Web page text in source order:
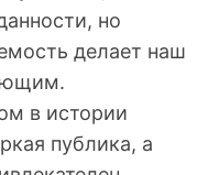
но
делает наш
в истории
публика, а